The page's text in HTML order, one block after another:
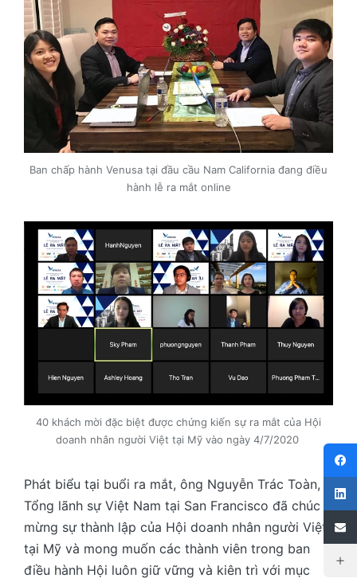
Ban chấp hành Venusa tại đầu cầu Nam California đang điều
hành lễ ra mắt online
40 khách mời đặc biệt được chứng kiến sự ra mắt của Hội
doanh nhân người Việt tại Mỹ vào ngày 4/7/2020
Phát biểu tại buổi ra mắt, ông Nguyễn Trác Toàn,
Tổng lãnh sự Việt Nam tại San Francisco đã chúc
mừng sự thành lập của Hội doanh nhân người Việt
tại Mỹ và mong muốn các thành viên trong ban
điều hành Hội luôn giữ vững và kiên trì với mục